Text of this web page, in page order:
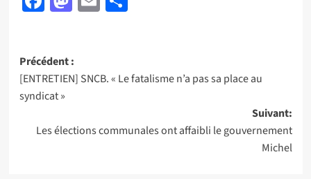
Navigation
d’article
Précédent :
[ENTRETIEN] SNCB. « Le fatalisme n’a pas sa place au
syndicat »
Suivant:
Les élections communales ont affaibli le gouvernement
Michel